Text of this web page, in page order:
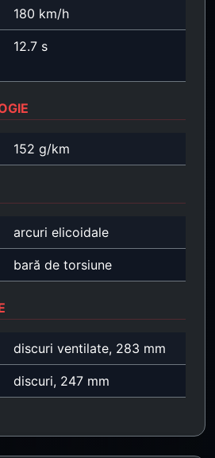
180 km/h
12.7 s
152 g/km
arcuri elicoidale
bară de torsiune
discuri ventilate, 283 mm
discuri, 247 mm